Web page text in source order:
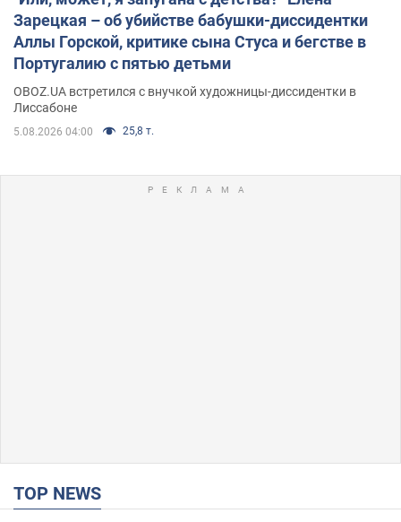
Зарецкая – об убийстве бабушки-диссидентки
Аллы Горской, критике сына Стуса и бегстве в
Португалию с пятью детьми
OBOZ.UA встретился с внучкой художницы-диссидентки в
Лиссабоне
5.08.2026 04:00 25,8 т.
TOP NEWS